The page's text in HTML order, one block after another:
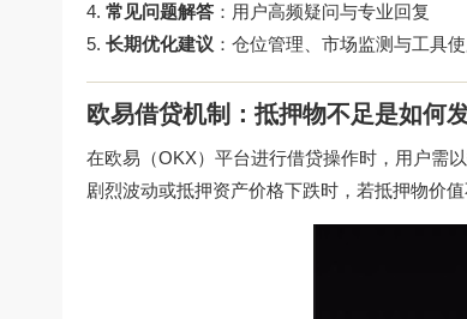
常见问题解答 ：用户高频疑问与专业回复
长期优化建议 ：仓位管理、市场监测与工具
欧易借贷机制：抵押物不足是如何
在欧易（OKX）平台进行借贷操作时，用户需
剧烈波动或抵押资产价格下跌时，若抵押物价